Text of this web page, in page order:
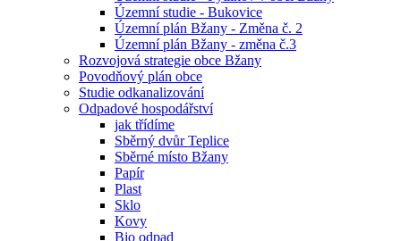
Územní studie - Bukovice
Územní plán Bžany - Změna č. 2
Územní plán Bžany - změna č.3
Rozvojová strategie obce Bžany
Povodňový plán obce
Studie odkanalizování
Odpadové hospodářství
jak třídíme
Sběrný dvůr Teplice
Sběrné místo Bžany
Papír
Plast
Sklo
Kovy
Bio odpad